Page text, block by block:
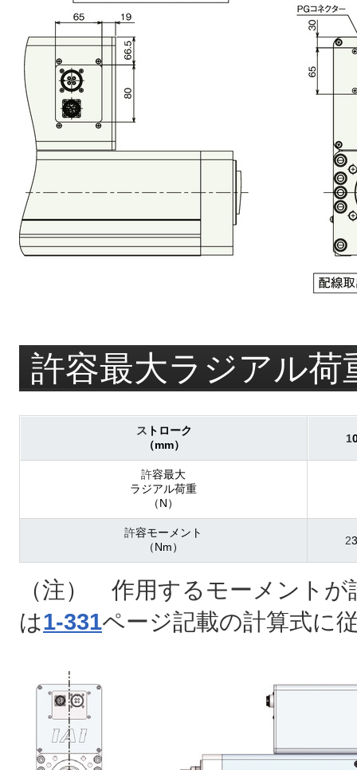
許容最大ラジアル
ス トローク
（mm）
1
許容最大
ラジアル荷重
（N）
許容モーメント
（Nm）
2
（注） 作用するモーメント
は1-331ページ記載の計算式に